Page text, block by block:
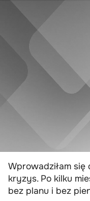
Wprowadziłam
kryzys. Po kilku
bez planu i bez